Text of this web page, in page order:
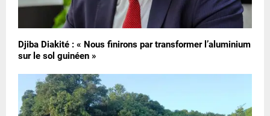
Djiba Diakité : « Nous finirons par transformer l’aluminium
sur le sol guinéen »